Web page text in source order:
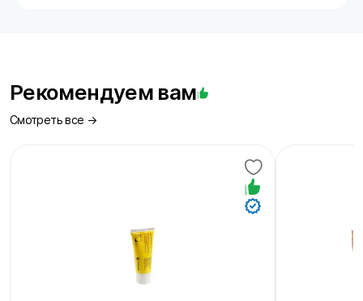
Рекомендуем вам
Смотреть все →